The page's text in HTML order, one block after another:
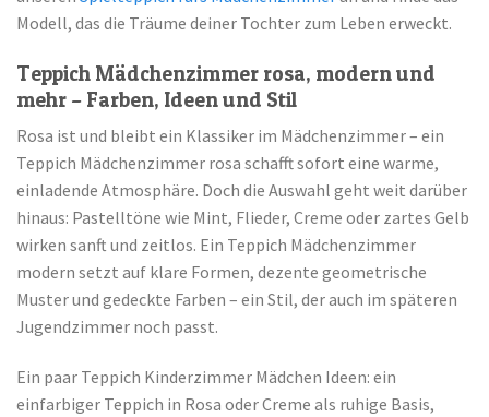
Modell, das die Träume deiner Tochter zum Leben erweckt.
Teppich Mädchenzimmer rosa, modern und
mehr – Farben, Ideen und Stil
Rosa ist und bleibt ein Klassiker im Mädchenzimmer – ein
Teppich Mädchenzimmer rosa schafft sofort eine warme,
einladende Atmosphäre. Doch die Auswahl geht weit darüber
hinaus: Pastelltöne wie Mint, Flieder, Creme oder zartes Gelb
wirken sanft und zeitlos. Ein Teppich Mädchenzimmer
modern setzt auf klare Formen, dezente geometrische
Muster und gedeckte Farben – ein Stil, der auch im späteren
Jugendzimmer noch passt.
Ein paar Teppich Kinderzimmer Mädchen Ideen: ein
einfarbiger Teppich in Rosa oder Creme als ruhige Basis,